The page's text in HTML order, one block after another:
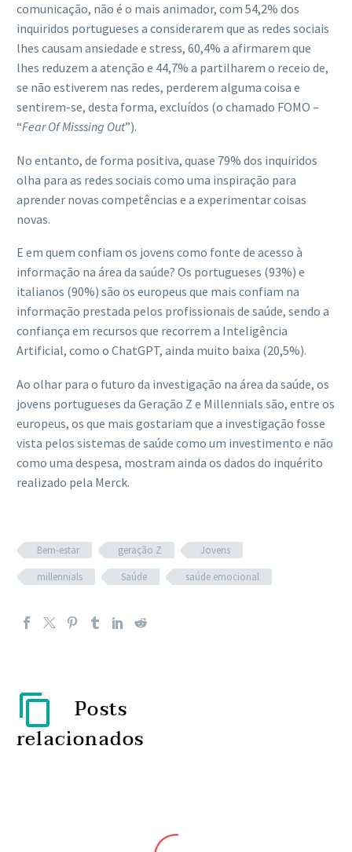
comunicação, não é o mais animador, com 54,2% dos
inquiridos portugueses a considerarem que as redes sociais
lhes causam ansiedade e stress, 60,4% a afirmarem que
lhes reduzem a atenção e 44,7% a partilharem o receio de,
se não estiverem nas redes, perderem alguma coisa e
sentirem-se, desta forma, excluídos (o chamado FOMO –
“Fear Of Misssing Out”).
No entanto, de forma positiva, quase 79% dos inquiridos
olha para as redes sociais como uma inspiração para
aprender novas competências e a experimentar coisas
novas.
E em quem confiam os jovens como fonte de acesso à
informação na área da saúde? Os portugueses (93%) e
italianos (90%) são os europeus que mais confiam na
informação prestada pelos profissionais de saúde, sendo a
confiança em recursos que recorrem a Inteligência
Artificial, como o ChatGPT, ainda muito baixa (20,5%).
Ao olhar para o futuro da investigação na área da saúde, os
jovens portugueses da Geração Z e Millennials são, entre os
europeus, os que mais gostariam que a investigação fosse
vista pelos sistemas de saúde como um investimento e não
como uma despesa, mostram ainda os dados do inquérito
realizado pela Merck.
Bem-estar geração Z
Jovens
millennials
Saúde saúde emocional
Posts
relacionados